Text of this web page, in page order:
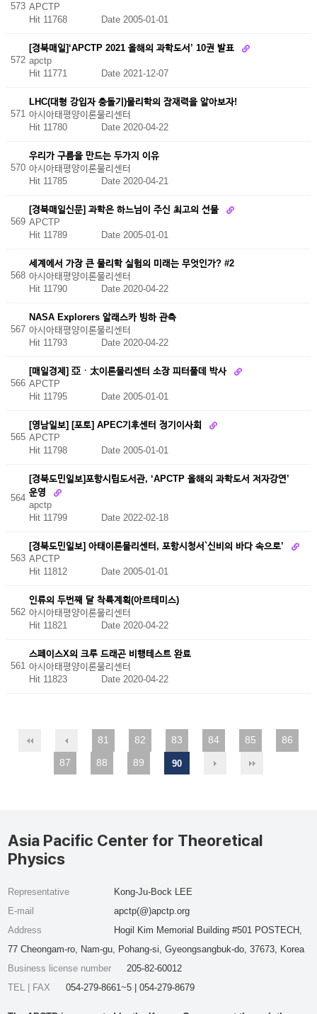
573 APCTP
Hit 11768
Date 2005-01-01
572
[경북매일]‘APCTP 2021 올해의 과학도서’ 10권 발표
apctp
Hit 11771
Date 2021-12-07
571
LHC(대형 강입자 충돌기)물리학의 잠재력을 알아보자!
아시아태평양이론물리센터
Hit 11780 Date 2020-04-22
570
우리가 구름을 만드는 두가지 이유
아시아태평양이론물리센터
Hit 11785 Date 2020-04-21
569
[경북매일신문] 과학은 하느님이 주신 최고의 선물
APCTP
Hit 11789
Date 2005-01-01
568
세계에서 가장 큰 물리학 실험의 미래는 무엇인가? #2
아시아태평양이론물리센터
Hit 11790 Date 2020-04-22
567
NASA Explorers 알래스카 빙하 관측
아시아태평양이론물리센터
Hit 11793 Date 2020-04-22
566
[매일경제] 亞ㆍ太이론물리센터 소장 피터풀데 박사
APCTP
Hit 11795
Date 2005-01-01
565
[영남일보] [포토] APEC기후센터 정기이사회
APCTP
Hit 11798
Date 2005-01-01
564
[경북도민일보]포항시립도서관, ‘APCTP 올해의 과학도서 저자강연’
운영
apctp
Hit 11799 Date 2022-02-18
563
[경북도민일보] 아태이론물리센터, 포항시청서`신비의 바다 속으로’
APCTP
Hit 11812
Date 2005-01-01
562
인류의 두번째 달 착륙계획(아르테미스)
아시아태평양이론물리센터
Hit 11821 Date 2020-04-22
561
스페이스X의 크루 드래곤 비행테스트 완료
아시아태평양이론물리센터
Hit 11823 Date 2020-04-22
81 82 83 84 85
86
87
88 89 90
Asia Pacific Center for Theoretical
Physics
Representative
Kong-Ju-Bock LEE
E-mail
apctp(@)apctp.org
Address
Hogil Kim Memorial Building #501 POSTECH,
77 Cheongam-ro, Nam-gu, Pohang-si, Gyeongsangbuk-do, 37673, Korea
Business license number
205-82-60012
TEL | FAX
054-279-8661~5 | 054-279-8679